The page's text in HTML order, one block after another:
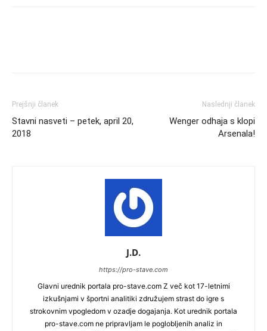
Prejšnji članek
Stavni nasveti – petek, april 20,
2018
Naslednji članek
Wenger odhaja s klopi
Arsenala!
J.D.
https://pro-stave.com
Glavni urednik portala pro-stave.com Z več kot 17-letnimi
izkušnjami v športni analitiki združujem strast do igre s
strokovnim vpogledom v ozadje dogajanja. Kot urednik portala
pro-stave.com ne pripravljam le poglobljenih analiz in